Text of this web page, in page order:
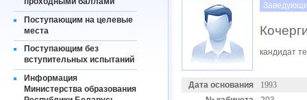
Поступающим на целевые
места
Поступающим без
вступительных испытаний
Информация
Министерства образования
кандидат
Дата основания
1993